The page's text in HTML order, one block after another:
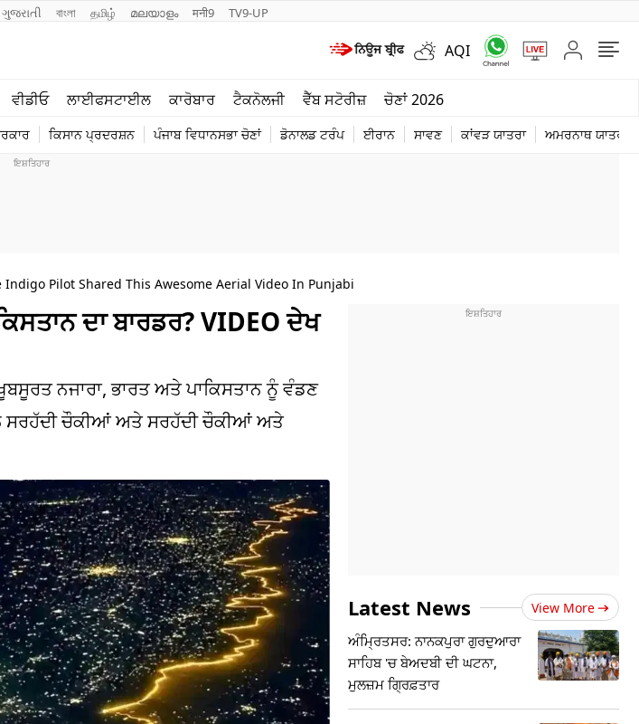
ગુજરાતી বাংলা தமிழ் മലയാളം मनी9 TV9-UP
AQI
ਵੀਡੀਓ ਲਾਈਫਸਟਾਈਲ ਕਾਰੋਬਾਰ ਟੈਕਨੋਲਜੀ ਵੈੱਬ ਸਟੋਰੀਜ਼ ਚੋਣਾਂ 2026
ਕਿਸਾਨ ਪ੍ਰਦਰਸ਼ਨ ਪੰਜਾਬ ਵਿਧਾਨਸਭਾ ਚੋਣਾਂ ਡੋਨਾਲਡ ਟਰੰਪ ਈਰਾਨ ਸਾਵਣ ਕਾਂਵੜ ਯਾਤਰਾ ਅਮਰਨਾਥ ਯਾਤਰਾ
ਟੈਕਨੋਲਜੀ
ਦੁਨੀਆ
Pilot Shared This Awesome Aerial Video In Punjabi
ਦਾ ਬਾਰਡਰ? VIDEO ਦੇਖ
ਨਜਾਰਾ, ਭਾਰਤ ਅਤੇ ਪਾਕਿਸਤਾਨ ਨੂੰ ਵੰਡਣ
ਸਰਹੱਦੀ ਚੌਕੀਆਂ ਅਤੇ ਸਰਹੱਦੀ ਚੌਕੀਆਂ ਅਤੇ
Latest News View More
ਅੰਮ੍ਰਿਤਸਰ: ਨਾਨਕਪੁਰਾ ਗੁਰਦੁਆਰਾ
ਸਾਹਿਬ 'ਚ ਬੇਅਦਬੀ ਦੀ ਘਟਨਾ,
ਮੁਲਜ਼ਮ ਗ੍ਰਿਫ਼ਤਾਰ